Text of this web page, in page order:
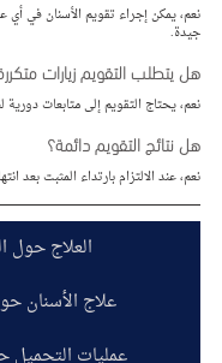
نعم، يمكن إجراء تقويم الأسنان في
جيدة.
هل يتطلب التقويم زيارات
نعم، يحتاج التقويم إلى متابعات دورية
هل نتائج التقويم دائمة؟
نعم، عند الالتزام بارتداء المثبت بعد
العلاج حول
علاج الأسنان